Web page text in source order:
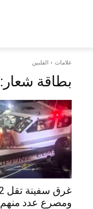
علامات الفلبين
بطاقة شعار:
ومصرع عدد منهم